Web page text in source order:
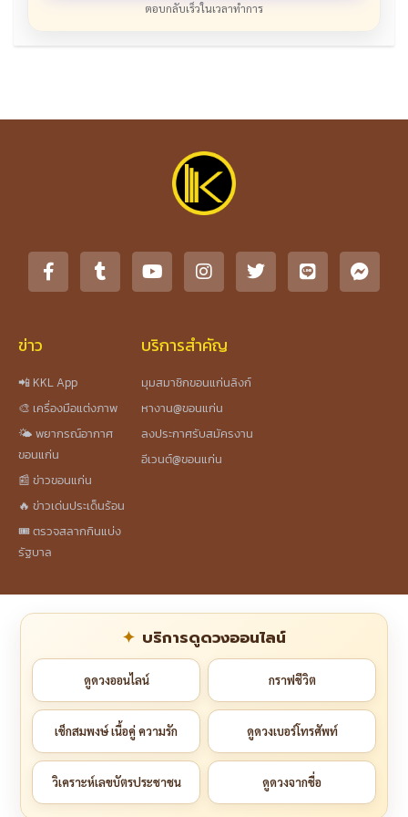
ตอบกลับเร็วในเวลาทำการ
ข่าว
📲 KKL App
🎨 เครื่องมือแต่งภาพ
🌤️ พยากรณ์อากาศ
ขอนแก่น
📰 ข่าวขอนแก่น
🔥 ข่าวเด่นประเด็นร้อน
🎟️ ตรวจสลากกินแบ่ง
รัฐบาล
บริการสำคัญ
มุมสมาชิกขอนแก่นลิงก์
หางาน@ขอนแก่น
ลงประกาศรับสมัครงาน
อีเวนต์@ขอนแก่น
บริการดูดวงออนไลน์
ดูดวงออนไลน์ กราฟชีวิต
เช็กสมพงษ์ เนื้อคู่ ความรัก ดูดวงเบอร์โทรศัพท์
วิเคราะห์เลขบัตรประชาชน ดูดวงจากชื่อ